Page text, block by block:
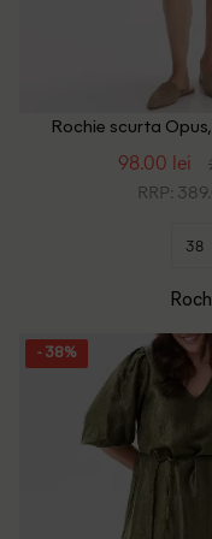
Rochie scurta
98.00 lei
RRP:
38
- 38%